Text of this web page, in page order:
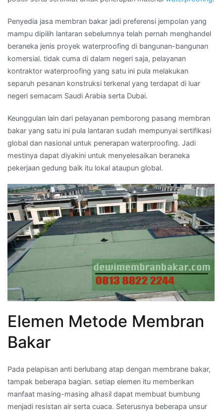
Penyedia jasa membran bakar jadi preferensi jempolan yang
mampu dipilih lantaran sebelumnya telah pernah menghandel
beraneka jenis proyek waterproofing di bangunan-bangunan
komersial. tidak cuma di dalam negeri saja, pelayanan
kontraktor waterproofing yang satu ini pula melakukan
separuh pesanan konstruksi terkenal yang terdapat di luar
negeri semacam Saudi Arabia serta Dubai.
Keunggulan lain dari pelayanan pemborong pasang membran
bakar yang satu ini pula lantaran sudah mempunyai sertifikasi
global dan nasional untuk penerapan waterproofing. Jadi
mestinya dapat diyakini untuk menyelesaikan beraneka
pekerjaan gedung baik itu lokal ataupun global.
Elemen Metode Membran
Bakar
Pada pelapisan anti berlubang atap dengan membrane bakar,
tampak beberapa bagian. setiap elemen itu memberikan
manfaat masing-masing alhasil dapat membuat bumbung
menjadi resistan air serta cuaca. Seterusnya beberapa unsur